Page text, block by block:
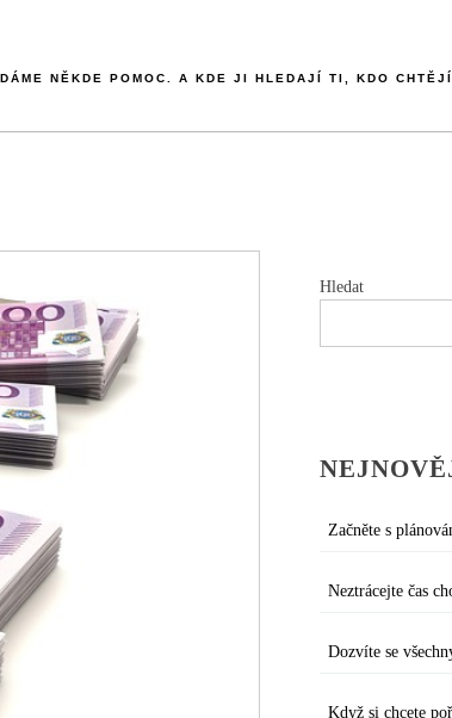
NĚKDE POMOC. A KDE JI HLEDAJÍ TI, KDO
Hledat
Začněte s
Neztrácejte čas
Dozvíte se
Když si chcete